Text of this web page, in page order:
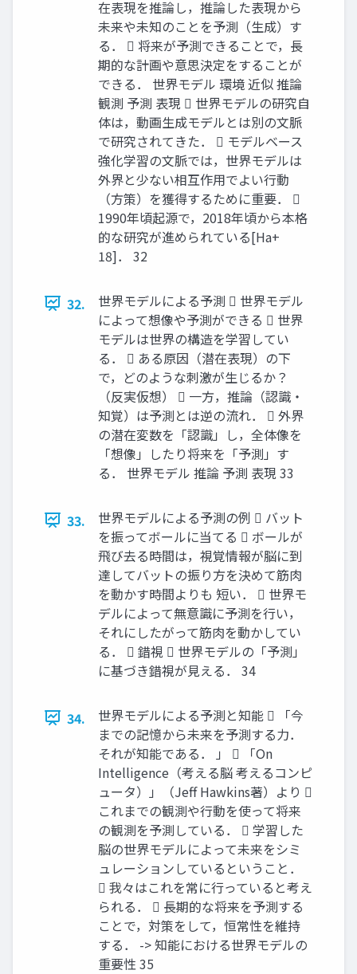
在表現を推論し，推論した表現から
未来や未知のことを予測（生成）す
る．  将来が予測できることで，長
期的な計画や意思決定をすることが
できる． 世界モデル 環境 近似 推論
観測 予測 表現  世界モデルの研究自
体は，動画生成モデルとは別の文脈
で研究されてきた．  モデルベース
強化学習の文脈では，世界モデルは
外界と少ない相互作用でよい行動
（方策）を獲得するために重要． 
1990年頃起源で，2018年頃から本格
的な研究が進められている[Ha+
18]． 32
32.
世界モデルによる予測  世界モデル
によって想像や予測ができる  世界
モデルは世界の構造を学習してい
る．  ある原因（潜在表現）の下
で，どのような刺激が生じるか？
（反実仮想）  一方，推論（認識・
知覚）は予測とは逆の流れ．  外界
の潜在変数を「認識」し，全体像を
「想像」したり将来を「予測」す
る． 世界モデル 推論 予測 表現 33
33.
世界モデルによる予測の例  バット
を振ってボールに当てる  ボールが
飛び去る時間は，視覚情報が脳に到
達してバットの振り方を決めて筋肉
を動かす時間よりも 短い．  世界モ
デルによって無意識に予測を行い，
それにしたがって筋肉を動かしてい
る．  錯視  世界モデルの「予測」
に基づき錯視が見える． 34
34.
世界モデルによる予測と知能  「今
までの記憶から未来を予測する力．
それが知能である． 」  「On
Intelligence（考える脳 考えるコンピ
ュータ）」（Jeff Hawkins著）より 
これまでの観測や行動を使って将来
の観測を予測している．  学習した
脳の世界モデルによって未来をシミ
ュレーションしているということ．
 我々はこれを常に行っていると考え
られる．  長期的な将来を予測する
ことで，対策をして，恒常性を維持
する． -> 知能における世界モデルの
重要性 35